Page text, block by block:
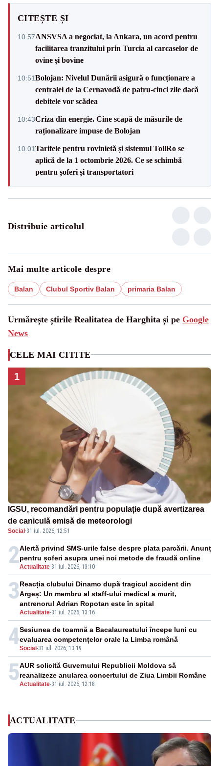
CITEȘTE ȘI
10:57ANSVSA a negociat, la Ankara, un acord pentru
facilitarea tranzitului prin Turcia al carcaselor de
ovine și bovine
10:51Bolojan: Nivelul Dunării asigură o funcționare a
centralei de la Cernavodă de patru-cinci zile dacă
debitele vor scădea
10:43Criza din energie. Cine scapă de măsurile de
raționalizare impuse de Bolojan
10:01Tarifele pentru rovinietă și sistemul TollRo se
aplică de la 1 octombrie 2026. Ce se schimbă
pentru șoferi și transportatori
Distribuie articolul
Mai multe articole despre
Balan Clubul Sportiv Balan primaria Balan
Urmărește știrile Realitatea de Harghita și pe Google
News
CELE MAI CITITE
1
IGSU, recomandări pentru populație după avertizarea
de caniculă emisă de meteorologi
Social ·31 iul. 2026, 12:51
2Actualitate-31 iul. 2026, 13:10
Alertă privind SMS-urile false despre plata parcării. Anunț
pentru șoferi asupra unei noi metode de fraudă online
3
Actualitate-31 iul. 2026, 13:16
Reacția clubului Dinamo după tragicul accident din
Argeș: Un membru al staff-ului medical a murit,
antrenorul Adrian Ropotan este în spital
4Social -31 iul. 2026, 13:19
Sesiunea de toamnă a Bacalaureatului începe luni cu
evaluarea competențelor orale la Limba română
5Actualitate-31 iul. 2026, 12:18
AUR solicită Guvernului Republicii Moldova să
reanalizeze anularea concertului de Ziua Limbii Române
ACTUALITATE